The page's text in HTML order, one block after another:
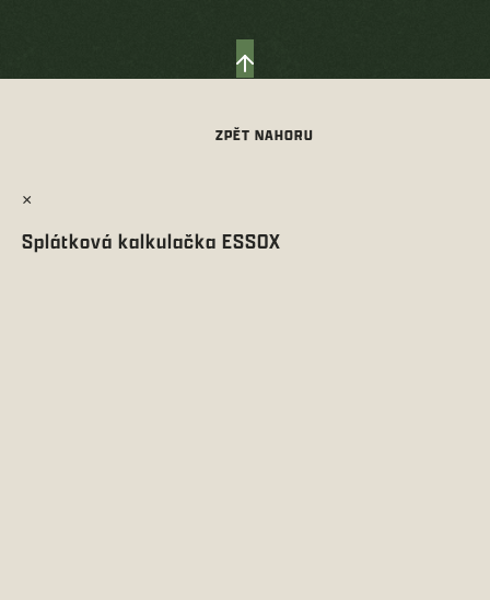
×
Splátková kalkulačka ESSOX